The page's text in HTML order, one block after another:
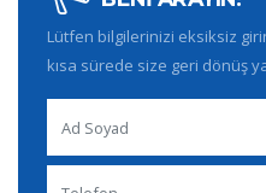
Lütfen bilgilerinizi eksiksiz
kısa sürede size geri dönüş